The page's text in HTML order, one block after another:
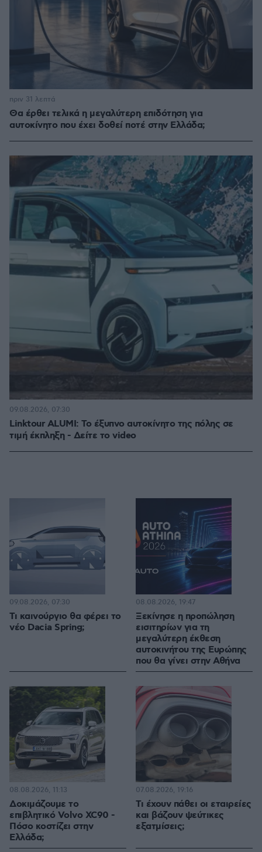
Θα έρθει τελικά η μεγαλύτερη επιδότηση για
αυτοκίνητο που έχει δοθεί ποτέ στην Ελλάδα;
πριν 31 λεπτά
Linktour ALUMI: Το έξυπνο αυτοκίνητο της πόλης σε
τιμή έκπληξη - Δείτε το video
09.08.2026, 07:30
Τι καινούργιο θα φέρει το
νέο Dacia Spring;
09.08.2026, 07:30
Ξεκίνησε η προπώληση
εισιτηρίων για τη
μεγαλύτερη έκθεση
αυτοκινήτου της Ευρώπης
που θα γίνει στην Αθήνα
08.08.2026, 19:47
Δοκιμάζουμε το
επιβλητικό Volvo XC90 -
Πόσο κοστίζει στην
Ελλάδα;
08.08.2026, 11:13
Τι έχουν πάθει οι εταιρείες
και βάζουν ψεύτικες
εξατμίσεις;
07.08.2026, 19:16